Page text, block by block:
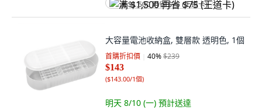
满 $1,500 再省 $75 (王道卡)
大容量電池收納盒, 雙層款 透明色, 1個
首購折扣價 40%$239
$143
($143.00/1個)
明天 8/10 (一) 預計送達